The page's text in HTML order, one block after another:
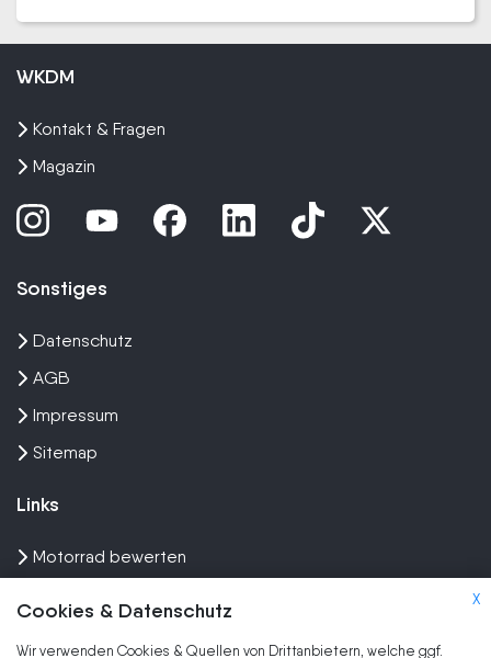
X
Cookies & Datenschutz
Wir verwenden Cookies & Quellen von Drittanbietern, welche ggf.
WKDM
Kontakt & Fragen
Magazin
Sonstiges
Datenschutz
AGB
Impressum
Sitemap
Links
Motorrad bewerten